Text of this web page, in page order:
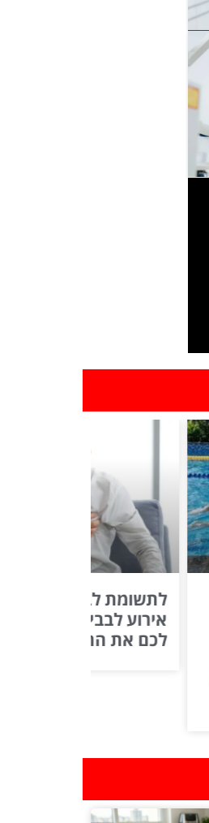
על בסיס מחקרים:
שחיית החתירה
לרבים להפחית